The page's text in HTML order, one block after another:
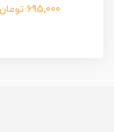
695,000 تومان